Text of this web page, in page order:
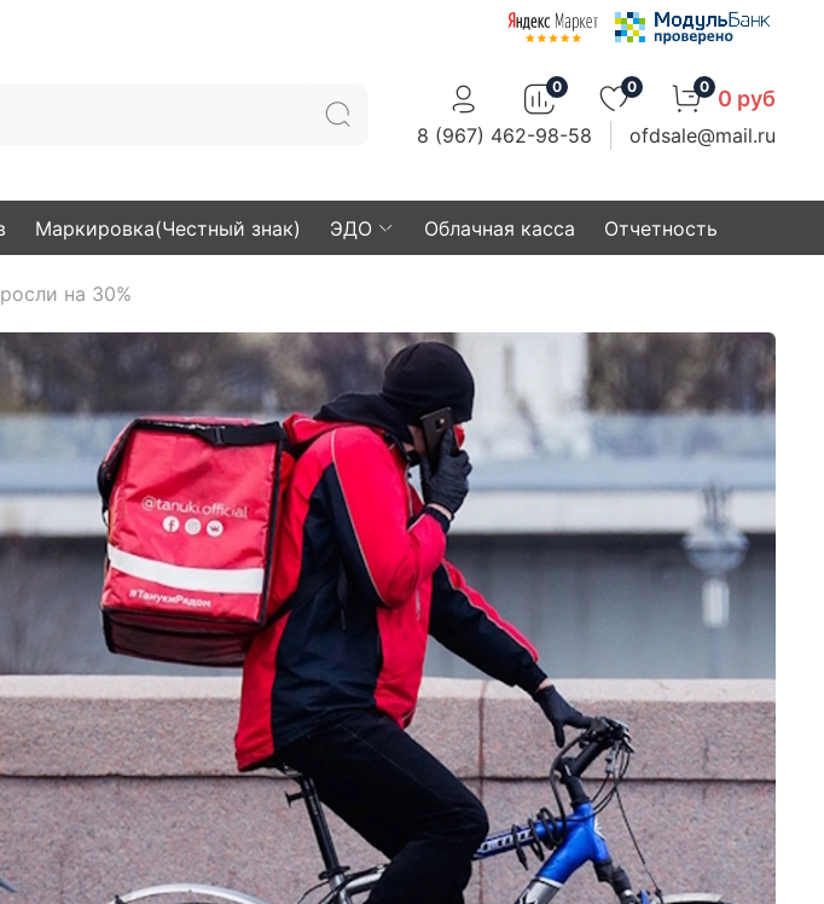
0 0 0 0 руб
8 (967) 462-98-58 ofdsale@mail.ru
Маркировка(Честный знак) ЭДО Облачная касса Отчетность
на 30%